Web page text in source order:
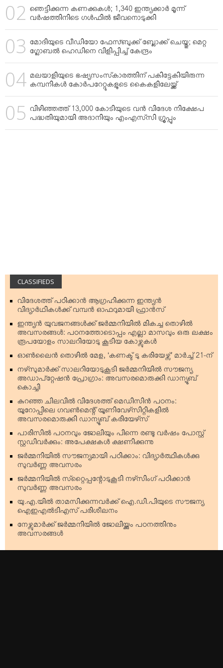
ഞെട്ടിക്കുന്ന കണക്കുകള്‍; 1,340 ഇന്ത്യക്കാര്‍ മൂന്ന്
വര്‍ഷത്തിനിടെ ഗള്‍ഫില്‍ ജീവനൊടുക്കി
മോദിയുടെ വീഡിയോ ഫേസ്ബുക്ക് ബ്ലോക്ക് ചെയ്തു; മെറ്റ
ഗ്ലോബല്‍ ഹെഡിനെ വിളിപ്പിച്ച് കേന്ദ്രം
മലയാളിയുടെ ഭഷ്യസംസ്‌കാരത്തിന് പകിട്ടേകിയിരുന്ന
കമ്പനികള്‍ കോര്‍പറേറ്റുകളുടെ കൈകളിലേയ്ക്ക്
വിഴിഞ്ഞത്ത് 13,000 കോടിയുടെ വന്‍ വിദേശ നിക്ഷേപ
പദ്ധതിയുമായി അദാനിയും എംഎസ്‌സി ഗ്രൂപ്പും
CLASSIFIEDS
വിദേശത്ത് പഠിക്കാന്‍ ആഗ്രഹിക്കുന്ന ഇന്ത്യന്‍
വിദ്യാര്‍ഥികള്‍ക്ക് വമ്പന്‍ ഓഫറുമായി ഫ്രാന്‍സ്
ഇന്ത്യന്‍ യുവജനങ്ങള്‍ക്ക് ജര്‍മ്മനിയില്‍ മികച്ച തൊഴില്‍
അവസരങ്ങള്‍: പഠനത്തോടൊപ്പം എല്ലാ മാസവും ഒരു ലക്ഷം
രൂപയോളം സാലറിയോടു കൂടിയ കോഴ്സുകള്‍
ഓണ്‍ലൈന്‍ തൊഴില്‍ മേള, ‘കണക്ട് ടു കരിയേഴ്സ്’ മാര്‍ച്ച് 21-ന്
നഴ്‌സുമാര്‍ക്ക് സാലറിയോടുകൂടി ജര്‍മ്മനിയില്‍ സൗജന്യ
അഡാപ്റ്റേഷന്‍ പ്രോഗ്രാം: അവസരമൊരുക്കി ഡാന്യൂബ്
കൊച്ചി
കുറഞ്ഞ ചിലവില്‍ വിദേശത്ത് മെഡിസിന്‍ പഠനം:
യൂറോപ്പിലെ ഗവണ്‍മെന്റ് യൂണിവേഴ്‌സിറ്റികളില്‍
അവസരമൊരുക്കി ഡാന്യൂബ് കരിയേഴ്‌സ്
പാരിസില്‍ പഠനവും ജോലിയും പിന്നെ രണ്ടു വര്‍ഷം പോസ്റ്റ്
സ്റ്റഡിവര്‍ക്കും: അപേക്ഷകള്‍ ക്ഷണിക്കുന്നു
ജര്‍മ്മനിയില്‍ സൗജന്യമായി പഠിക്കാം: വിദ്യാര്‍ത്ഥികള്‍ക്കു
സുവര്‍ണ്ണ അവസരം
ജര്‍മ്മനിയില്‍ സ്‌റ്റൈപ്പന്റോടുകൂടി നഴ്‌സിംഗ് പഠിക്കാന്‍
സുവര്‍ണ്ണ അവസരം
യു.എ.യില്‍ താമസിക്കുന്നവര്‍ക്ക് ഐ.ഡി.പിയുടെ സൗജന്യ
ഐഇഎല്‍ടിഎസ് പരിശീലനം
നേഴ്സുമാര്‍ക്ക് ജര്‍മ്മനിയില്‍ ജോലിയ്ക്കും പഠനത്തിനും
അവസരങ്ങള്‍